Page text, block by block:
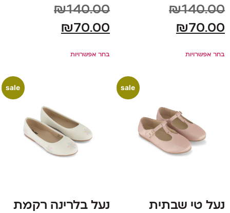
₪140.00
₪ 70.00
בחר אפשרויות
₪140.00
₪ 70.00
בחר אפשרויות
sale
נעל טי שבתית
sale
נעל בלרינה רקמת